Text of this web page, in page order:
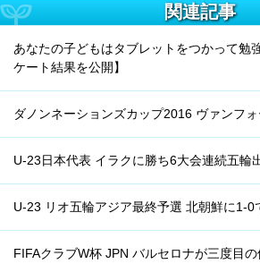
関連記事
あなたの子どもはタブレットをつかって勉
ケート結果を公開】
ダノンネーションズカップ2016 ヴァンフ
U-23日本代表 イラクに勝ち6大会連続五輪
U-23 リオ五輪アジア最終予選 北朝鮮に1-0
FIFAクラブW杯 JPN バルセロナが三度目